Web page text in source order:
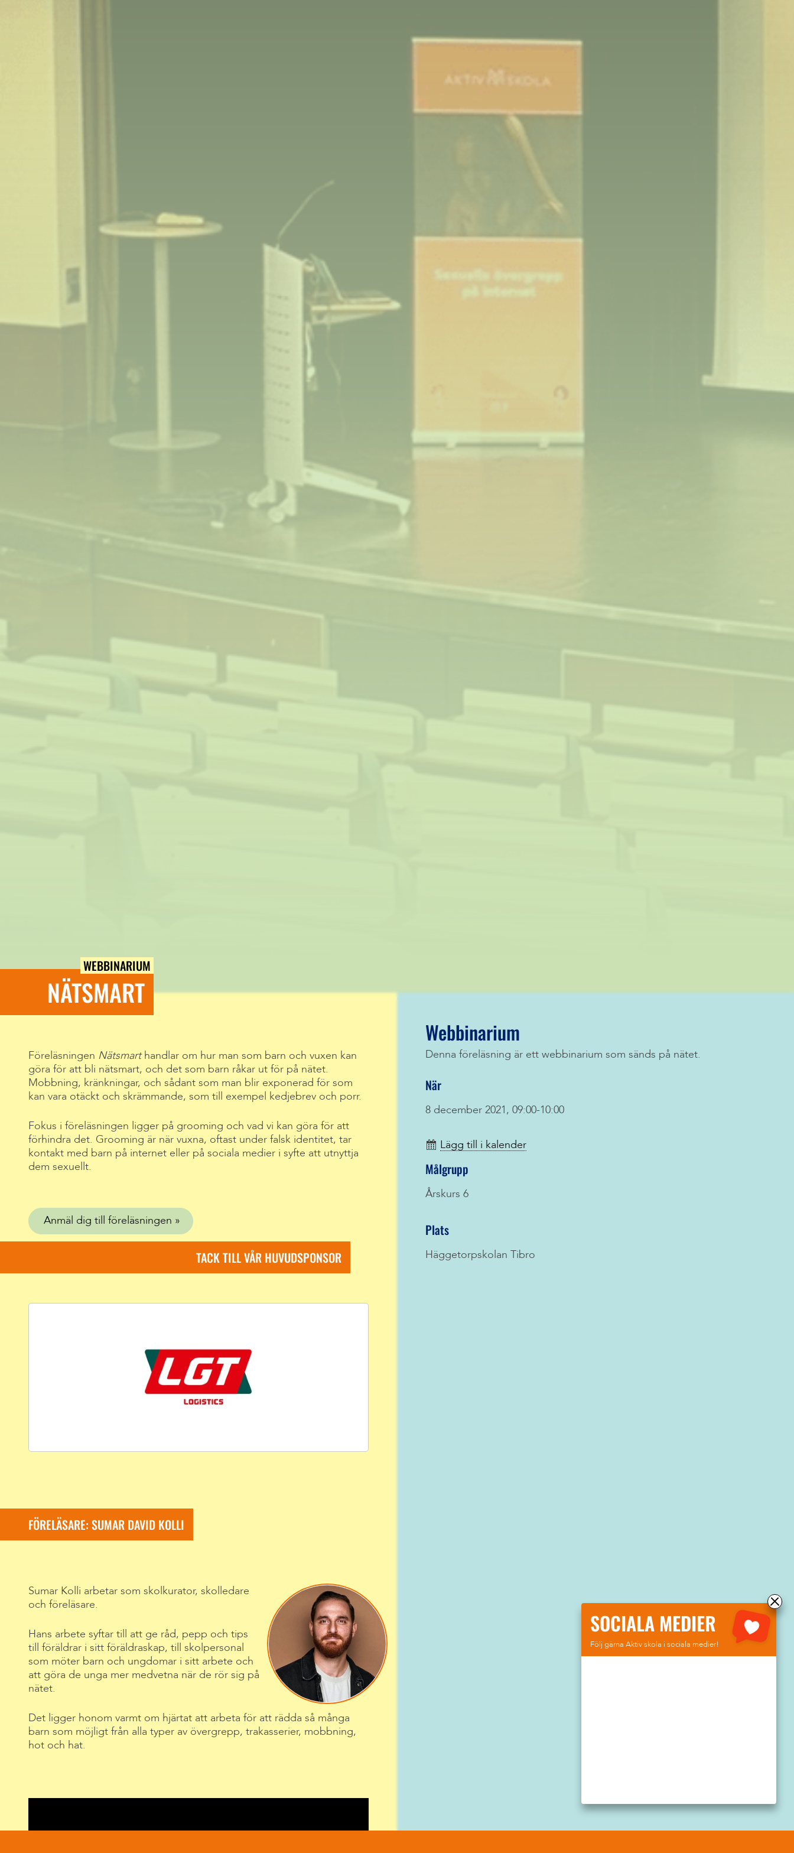
WEBBINARIUM
NÄTSMART
Föreläsningen Nätsmarthandlar om hur man som barn och vuxen kan
göra för att bli nätsmart, och det som barn råkar ut för på nätet.
Mobbning, kränkningar, och sådant som man blir exponerad för som
kan vara otäckt och skrämmande, som till exempel kedjebrev och porr.
Fokus i föreläsningen ligger på grooming och vad vi kan göra för att
förhindra det. Grooming är när vuxna, oftast under falsk identitet, tar
kontakt med barn på internet eller på sociala medier i syfte att utnyttja
dem sexuellt.
Anmäl dig till föreläsningen
TACK TILL VÅR HUVUDSPONSOR
FÖRELÄSARE: SUMAR DAVID KOLLI
Sumar Kolli arbetar som skolkurator, skolledare
och föreläsare.
Hans arbete syftar till att ge råd, pepp och tips
till föräldrar i sitt föräldraskap, till skolpersonal
som möter barn och ungdomar i sitt arbete och
att göra de unga mer medvetna när de rör sig på
nätet.
Det ligger honom varmt om hjärtat att arbeta för att rädda så många
barn som möjligt från alla typer av övergrepp, trakasserier, mobbning,
hot och hat.
Webbinarium
Denna föreläsning är ett webbinarium som sänds på nätet.
När
8 december 2021, 09:00-10:00
Lägg till i kalender
Målgrupp
Årskurs 6
Plats
Häggetorpskolan Tibro
SOCIALA MEDIER
Följ gärna Aktiv skola i sociala medier!